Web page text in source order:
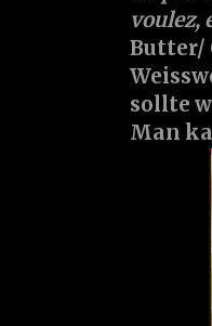
voulez,
Butter/
sollte
Man